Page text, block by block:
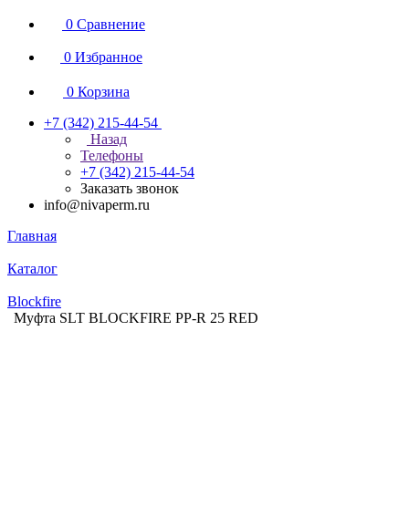
0 Сравнение
0 Избранное
0 Корзина
+7 (342) 215-44-54
Назад
Телефоны
+7 (342) 215-44-54
Заказать звонок
info@nivaperm.ru
Главная
Каталог
Blockfire
Муфта SLT BLOCKFIRE PP-R 25 RED